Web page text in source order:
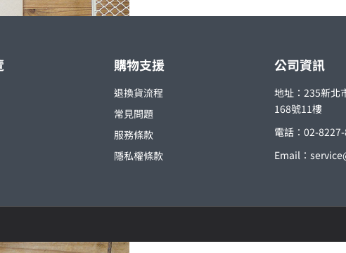
購物支援
退換貨流程
常見問題
服務條款
隱私權條款
公司資訊
地址：235新北
168號11樓
電話：02-
Email：